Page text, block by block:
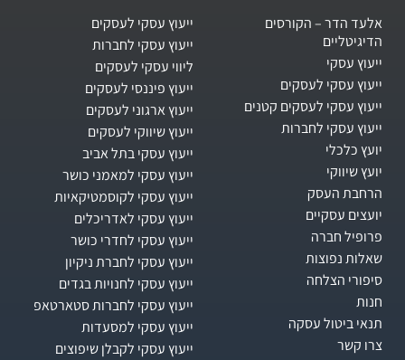
אלעד הדר – הקורסים
הדיגיטליים
ייעוץ עסקי
ייעוץ עסקי לעסקים
ייעוץ עסקי לעסקים קטנים
ייעוץ עסקי לחברות
יועץ כלכלי
יועץ שיווקי
הרחבת העסק​
יועצים עסקיים
פרופיל חברה
שאלות נפוצות
סיפורי הצלחה
חנות
תנאי ביטול עסקה
צרו קשר
ייעוץ עסקי לעסקים
ייעוץ עסקי לחברות
ליווי עסקי לעסקים
ייעוץ פיננסי לעסקים
ייעוץ ארגוני לעסקים
ייעוץ שיווקי לעסקים
ייעוץ עסקי בתל אביב
ייעוץ עסקי למאמני כושר
ייעוץ עסקי לקוסמטיקאיות
ייעוץ עסקי לאדריכלים
ייעוץ עסקי לחדרי כושר
ייעוץ עסקי לחברת ניקיון
ייעוץ עסקי לחנויות בגדים
ייעוץ עסקי לחברות סטארטאפ
ייעוץ עסקי למסעדות
ייעוץ עסקי לקבלן שיפוצים